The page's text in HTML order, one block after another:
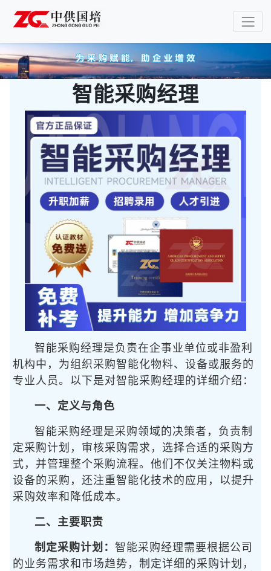
智能采购经理
智能采购经理是负责在企事业单位或非盈利
机构中，为组织采购智能化物料、设备或服务的
专业人员。以下是对智能采购经理的详细介绍：
一、定义与角色
智能采购经理是采购领域的决策者，负责制
定采购计划，审核采购需求，选择合适的采购方
式，并管理整个采购流程。他们不仅关注物料或
设备的采购，还注重智能化技术的应用，以提升
采购效率和降低成本。
二、主要职责
制定采购计划： 智能采购经理需要根据公司
的业务需求和市场趋势，制定详细的采购计划，